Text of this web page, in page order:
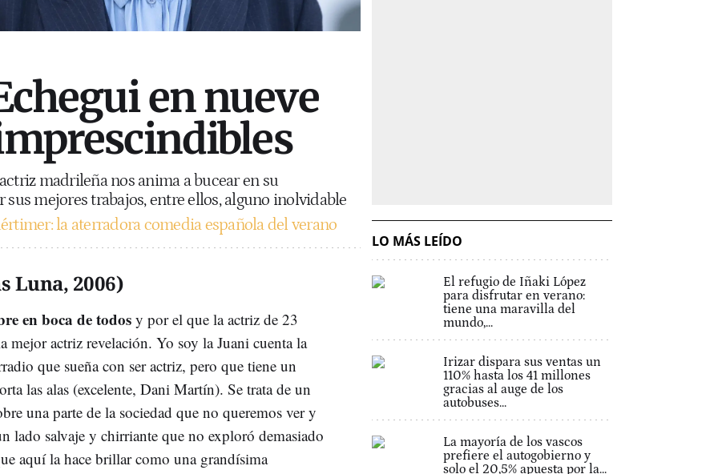
en nueve
madrileña nos anima a bucear en su
mejores trabajos, entre ellos, alguno inolvidable
la aterradora comedia española del verano
Luna, 2006)
en boca de todos y por el que la actriz de 23
mejor actriz revelación. Yo soy la Juani cuenta la
que sueña con ser actriz, pero que tiene un
las alas (excelente, Dani Martín). Se trata de un
una parte de la sociedad que no queremos ver y
lado salvaje y chirriante que no exploró demasiado
aquí la hace brillar como una grandísima
LO MÁS LEÍDO
El refugio de Iñaki López
para disfrutar en verano:
tiene una maravilla del
mundo,...
Irizar dispara sus ventas un
110% hasta los 41 millones
gracias al auge de los
autobuses...
La mayoría de los vascos
prefiere el autogobierno y
solo el 20,5% apuesta por la...